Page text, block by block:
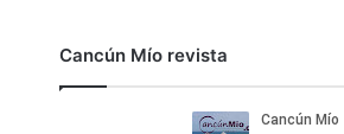
Cancún Mío revista